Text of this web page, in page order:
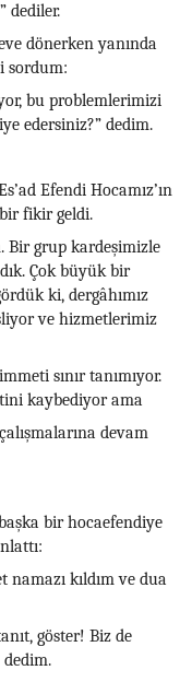
dediler.
eve dönerken yanında
sordum:
bu problemlerimizi
edersiniz?” dedim.
Efendi Hocamız’ın
bir fikir geldi.
Bir grup kardeşimizle
Çok büyük bir
ki, dergâhımız
ve hizmetlerimiz
sınır tanımıyor.
kaybediyor ama
devam
bir hocaefendiye
kıldım ve dua
göster! Biz de